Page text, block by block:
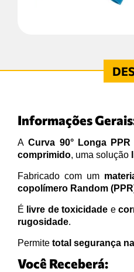
Informações
ACurva 90° Longa
comprimido, uma solução
Fabricado com um
copolímero Random
É livre de toxicidade e
rugosidade.
Permite total segurança
Você Receberá: